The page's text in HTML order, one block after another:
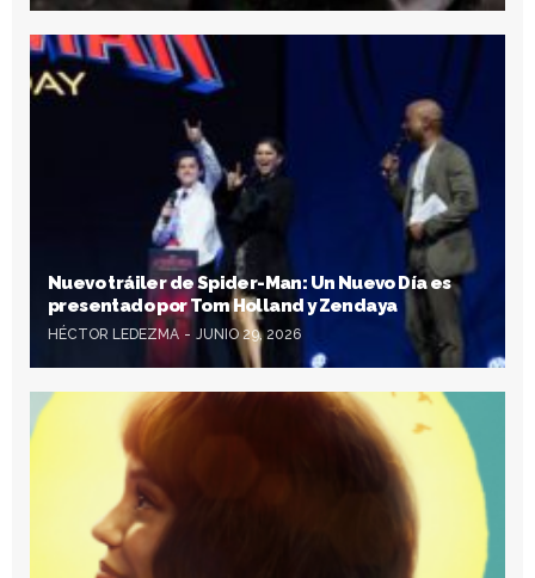
Nuevo tráiler de Spider-Man: Un Nuevo Día es
presentado por Tom Holland y Zendaya
HÉCTOR LEDEZMA JUNIO 29, 2026